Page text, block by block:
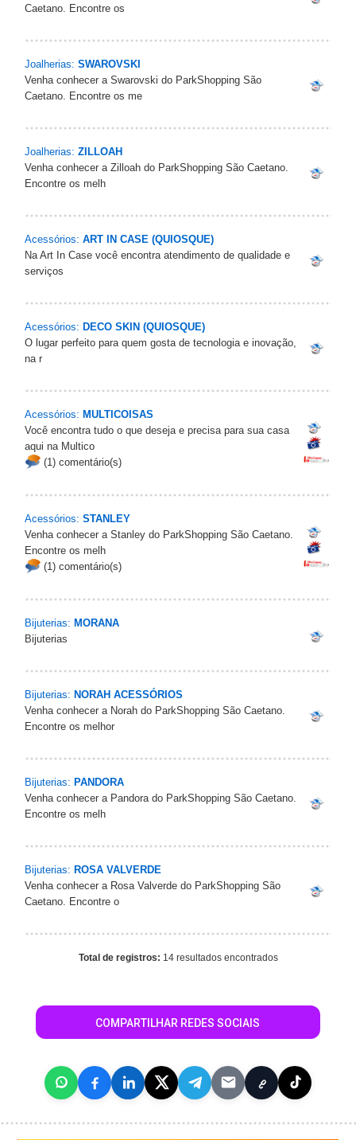
Caetano. Encontre os
Joalherias: SWAROVSKI
Venha conhecer a Swarovski do ParkShopping São
Caetano. Encontre os me
Joalherias: ZILLOAH
Venha conhecer a Zilloah do ParkShopping São Caetano.
Encontre os melh
Acessórios: ART IN CASE (QUIOSQUE)
Na Art In Case você encontra atendimento de qualidade e
serviços
Acessórios: DECO SKIN (QUIOSQUE)
O lugar perfeito para quem gosta de tecnologia e inovação,
na r
Acessórios: MULTICOISAS
Você encontra tudo o que deseja e precisa para sua casa
aqui na Multico
(1) comentário(s)
Acessórios: STANLEY
Venha conhecer a Stanley do ParkShopping São Caetano.
Encontre os melh
(1) comentário(s)
Bijuterias: MORANA
Bijuterias
Bijuterias: NORAH ACESSÓRIOS
Venha conhecer a Norah do ParkShopping São Caetano.
Encontre os melhor
Bijuterias: PANDORA
Venha conhecer a Pandora do ParkShopping São Caetano.
Encontre os melh
Bijuterias: ROSA VALVERDE
Venha conhecer a Rosa Valverde do ParkShopping São
Caetano. Encontre o
Total de registros: 14 resultados encontrados
COMPARTILHAR REDES SOCIAIS